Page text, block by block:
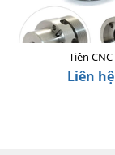
Tiện CNC
Liên hệ